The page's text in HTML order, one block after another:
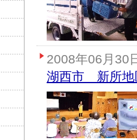
2008年06月30
湖西市 新所地